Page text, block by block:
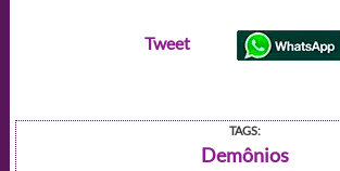
Tweet
TAGS:
Demônios